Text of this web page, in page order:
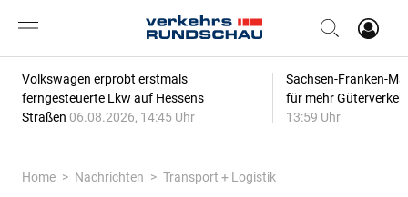
Volkswagen erprobt erstmals
ferngesteuerte Lkw auf Hessens
Straßen 06.08.2026, 14:45 Uhr
Sachsen-Franken-
für mehr
13:59 Uhr
Home Nachrichten
Transport + Logistik